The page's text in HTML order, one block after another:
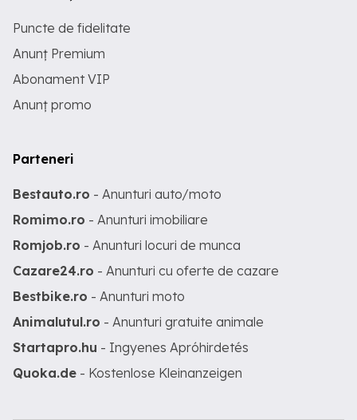
Puncte de fidelitate
Anunț Premium
Abonament VIP
Anunț promo
Parteneri
Bestauto.ro - Anunturi auto/moto
Romimo.ro - Anunturi imobiliare
Romjob.ro - Anunturi locuri de munca
Cazare24.ro - Anunturi cu oferte de cazare
Bestbike.ro - Anunturi moto
Animalutul.ro - Anunturi gratuite animale
Startapro.hu - Ingyenes Apróhirdetés
Quoka.de - Kostenlose Kleinanzeigen